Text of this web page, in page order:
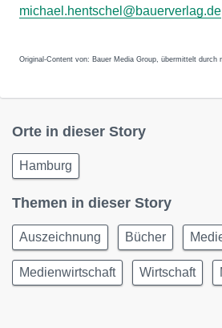
michael.hentschel@bauerverlag.de
Original-Content von: Bauer Media Group, übermittelt durch
Orte in dieser Story
Hamburg
Themen in dieser Story
Auszeichnung Bücher
Medienwirtschaft Wirtschaft